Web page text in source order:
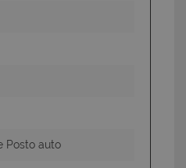
Posto auto